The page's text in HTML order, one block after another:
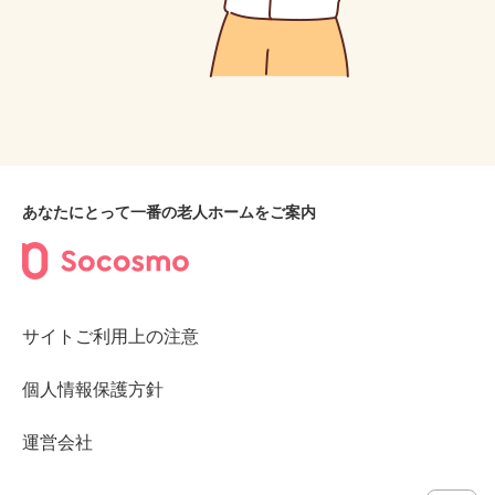
あなたにとって一番の老人ホームをご案内
サイトご利用上の注意
個人情報保護方針
運営会社